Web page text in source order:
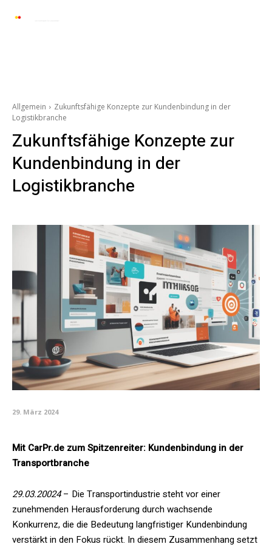
Allgemein
Zukunftsfähige Konzepte zur Kundenbindung in der
Logistikbranche
Zukunftsfähige Konzepte zur
Kundenbindung in der
Logistikbranche
29. März 2024
Mit CarPr.de zum Spitzenreiter: Kundenbindung in der
Transportbranche
29.03.20024– Die Transportindustrie steht vor einer
zunehmenden Herausforderung durch wachsende
Konkurrenz, die die Bedeutung langfristiger Kundenbindung
verstärkt in den Fokus rückt. In diesem Zusammenhang setzt